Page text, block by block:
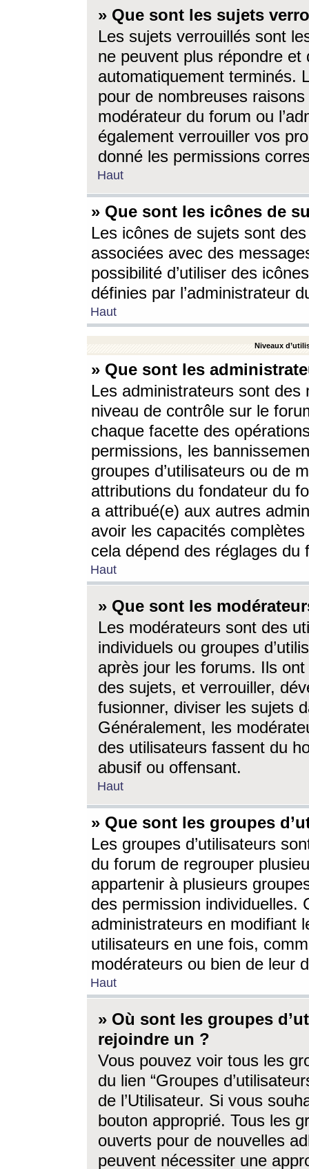
» Que sont les sujets
Les sujets verrouillés sont
ne peuvent plus répondre
automatiquement terminés.
pour de nombreuses
modérateur du forum ou
également verrouiller vos
donné les permissions
Haut
» Que sont les icônes de
Les icônes de sujets sont
associées avec des
possibilité d’utiliser des
définies par l’administrateur
Haut
Niveaux
» Que sont les
Les administrateurs sont
niveau de contrôle sur le
chaque facette des
permissions, les
groupes d’utilisateurs ou de
attributions du fondateur du
a attribué(e) aux autres
avoir les capacités
cela dépend des réglages du
Haut
» Que sont les
Les modérateurs sont des
individuels ou groupes
après jour les forums. Ils ont
des sujets, et verrouiller,
fusionner, diviser les sujets
Généralement, les
des utilisateurs fassent du
abusif ou offensant.
Haut
» Que sont les groupes
Les groupes d’utilisateurs
du forum de regrouper
appartenir à plusieurs
des permission individuelles.
administrateurs en modifiant
utilisateurs en une fois,
modérateurs ou bien de leur
Haut
» Où sont les groupes
rejoindre un ?
Vous pouvez voir tous les
du lien “Groupes
de l’Utilisateur. Si vous
bouton approprié. Tous les
ouverts pour de nouvelles
peuvent nécessiter une